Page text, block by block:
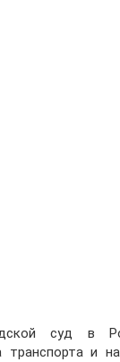
суд в
транспорта и